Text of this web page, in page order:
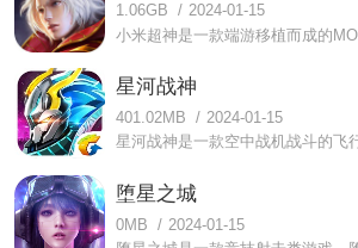
1.06GB / 2024-01-15
星河战神
401.02MB / 2024-01-15
堕星之城
0MB / 2024-01-15